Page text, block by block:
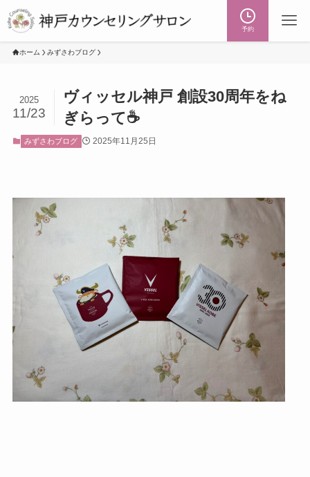
予約
ホーム みずさわブログ
ヴィッセル神戸 創設30周年をね
ぎらって☕
2025
11/23
みずさわブログ 2025年11月25日